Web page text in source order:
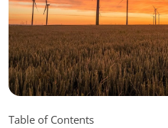
Table of Contents